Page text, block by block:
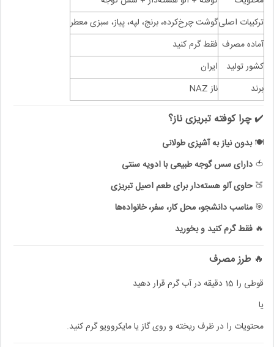
ترکیبات اصلیگوشت چرخ‌کرده، برنج، لپه، پیاز، سبزی معطر
آماده مصرف فقط گرم کنید
کشور تولید
ایران
برند
ناز NAZ
✔️چرا کوفته تبریزی ناز؟
🍽️بدون نیاز به آشپزی طولانی
🍅 دارای سس گوجه طبیعی با ادویه سنتی
🍑 حاوی آلو هسته‌دار برای طعم اصیل تبریزی
🎯 مناسب دانشجو، محل کار، سفر، خانواده‌ها
🔥 فقط گرم کنید و بخورید
🔥طرز مصرف
قوطی را 15 دقیقه در آب گرم قرار دهید
یا
محتویات را در ظرف ریخته و روی گاز یا مایکروویو گرم کنید.